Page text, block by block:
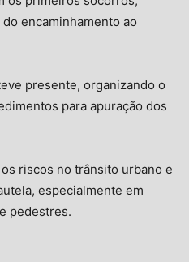
encaminhamento ao
presente, organizando o
para apuração dos
riscos no trânsito urbano e
especialmente em
pedestres.